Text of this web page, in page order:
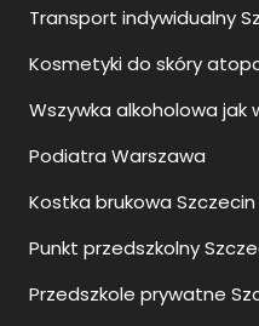
Transport indywidualny
Kosmetyki do skóry
Wszywka alkoholowa jak
Podiatra Warszawa
Kostka brukowa Szczecin
Punkt przedszkolny
Przedszkole prywatne